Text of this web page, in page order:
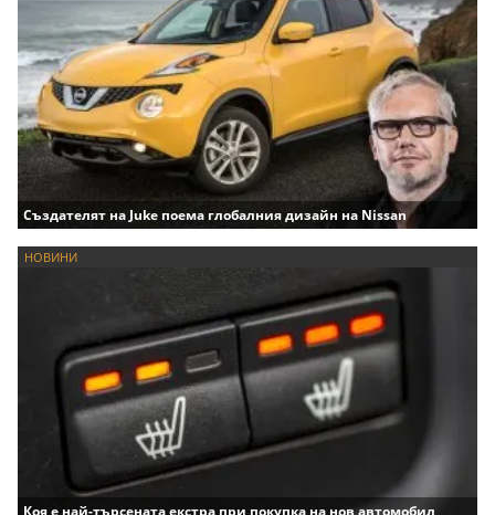
Създателят на Juke поема глобалния дизайн на Nissan
НОВИНИ